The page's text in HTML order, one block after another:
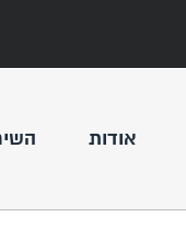
אודות